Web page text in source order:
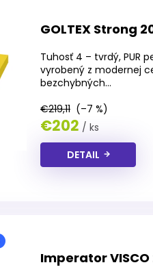
GOLTEX Strong
Tuhosť 4 – tvrdý, PUR
vyrobený z modernej
bezchybných...
€219,11 (–7 %)
€202 / ks
DETAIL
Imperator